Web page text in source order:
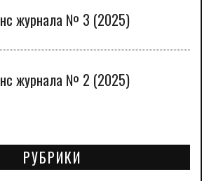
журнала № 3 (2025)
журнала № 2 (2025)
РУБРИКИ